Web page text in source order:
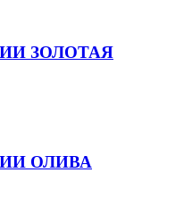
ЗОЛОТАЯ
ОЛИВА